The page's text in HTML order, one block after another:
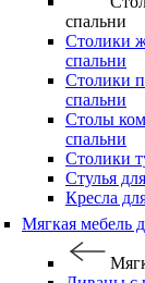
спальни
Столики
спальни
Столики
спальни
Столы
спальни
Столики
Стулья
Кресла
Мягкая мебель